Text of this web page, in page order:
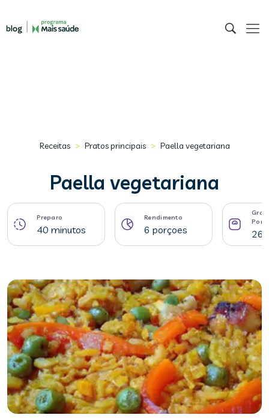
Receitas > Pratos principais > Paella vegetariana
Paella vegetariana
Preparo
40 minutos
Rendimento
6 porçoes